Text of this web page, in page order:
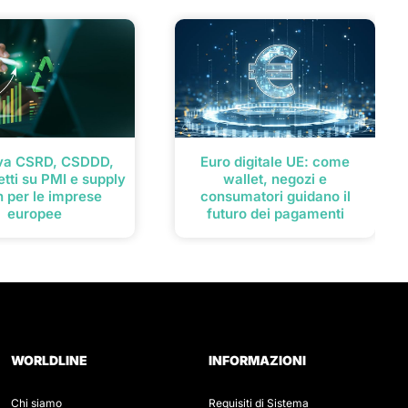
CSRD, CSDDD,
su PMI e supply
per le imprese
europee
Euro digitale UE: come
wallet, negozi e
consumatori guidano il
futuro dei pagamenti
WORLDLINE
Chi siamo
INFORMAZIONI
Requisiti di Sistema